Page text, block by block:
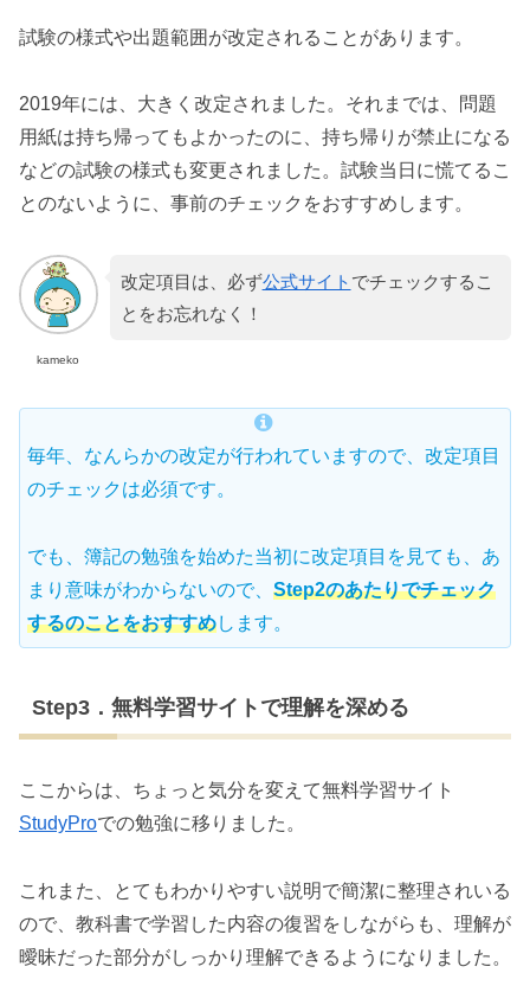
試験の様式や出題範囲が改定されることがあります。
2019年には、大きく改定されました。それまでは、問題
用紙は持ち帰ってもよかったのに、持ち帰りが禁止になる
などの試験の様式も変更されました。試験当日に慌てるこ
とのないように、事前のチェックをおすすめします。
kameko
改定項目は、必ず公式サイト でチェックするこ
とをお忘れなく！
毎年、なんらかの改定が行われていますので、改定項目
のチェックは必須です。
でも、簿記の勉強を始めた当初に改定項目を見ても、あ
まり意味がわからないので、 Step2のあたりでチェック
するのことをおすすめします。
Step3．無料学習サイトで理解を深める
ここからは、ちょっと気分を変えて無料学習サイト
StudyProでの勉強に移りました。
これまた、とてもわかりやすい説明で簡潔に整理されいる
ので、教科書で学習した内容の復習をしながらも、理解が
曖昧だった部分がしっかり理解できるようになりました。